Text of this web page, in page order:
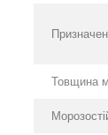
Товщина